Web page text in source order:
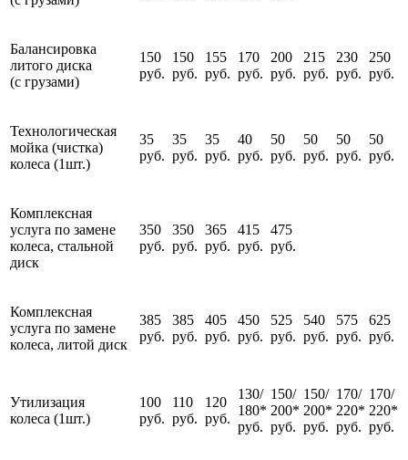
Балансировка
литого диска
(с грузами)
150
руб.
150
руб.
155
руб.
170
руб.
200
руб.
215
руб.
230
руб.
250
руб.
Технологическая
мойка (чистка)
колеса (1шт.)
35
руб.
35
руб.
35
руб.
40
руб.
50
руб.
50
руб.
50
руб.
50
руб.
Комплексная
услуга по замене
колеса, стальной
диск
350
руб.
350
руб.
365
руб.
415
руб.
475
руб.
Комплексная
услуга по замене
колеса, литой диск
385
руб.
385
руб.
405
руб.
450
руб.
525
руб.
540
руб.
575
руб.
625
руб.
Утилизация
колеса (1шт.)
100
руб.
110
руб.
120
руб.
130/
180*
руб.
150/
200*
руб.
150/
200*
руб.
170/
220*
руб.
170/
220*
руб.